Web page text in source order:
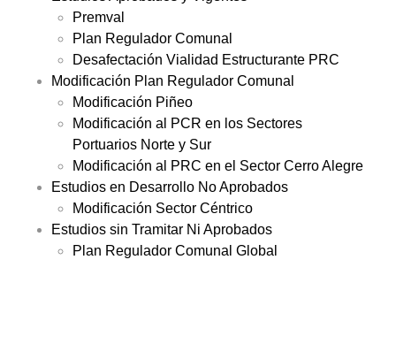
Premval
Plan Regulador Comunal
Desafectación Vialidad Estructurante PRC
Modificación Plan Regulador Comunal
Modificación Piñeo
Modificación al PCR en los Sectores
Portuarios Norte y Sur
Modificación al PRC en el Sector Cerro Alegre
Estudios en Desarrollo No Aprobados
Modificación Sector Céntrico
Estudios sin Tramitar Ni Aprobados
Plan Regulador Comunal Global